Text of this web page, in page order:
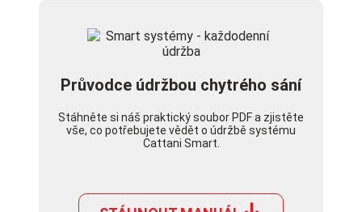
Průvodce údržbou chytrého sání
Stáhněte si náš praktický soubor PDF a zjistěte
vše, co potřebujete vědět o údržbě systému
Cattani Smart.